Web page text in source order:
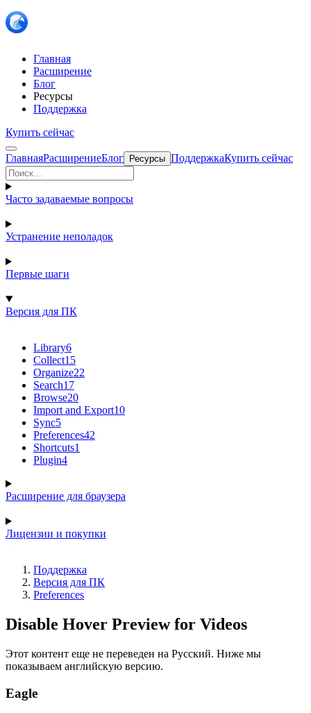
Главная
Расширение
Блог
Ресурсы
Поддержка
Купить сейчас
ГлавнаяРасширениеБлог Ресурсы ПоддержкаКупить сейчас
Часто задаваемые вопросы
Устранение неполадок
Первые шаги
Версия для ПК
Library6
Collect15
Organize22
Search17
Browse20
Import and Export10
Sync5
Preferences42
Shortcuts1
Plugin4
Расширение для браузера
Лицензии и покупки
Поддержка
Версия для ПК
Preferences
Disable Hover Preview for Videos
Этот контент еще не переведен на Русский. Ниже мы
показываем английскую версию.
Eagle